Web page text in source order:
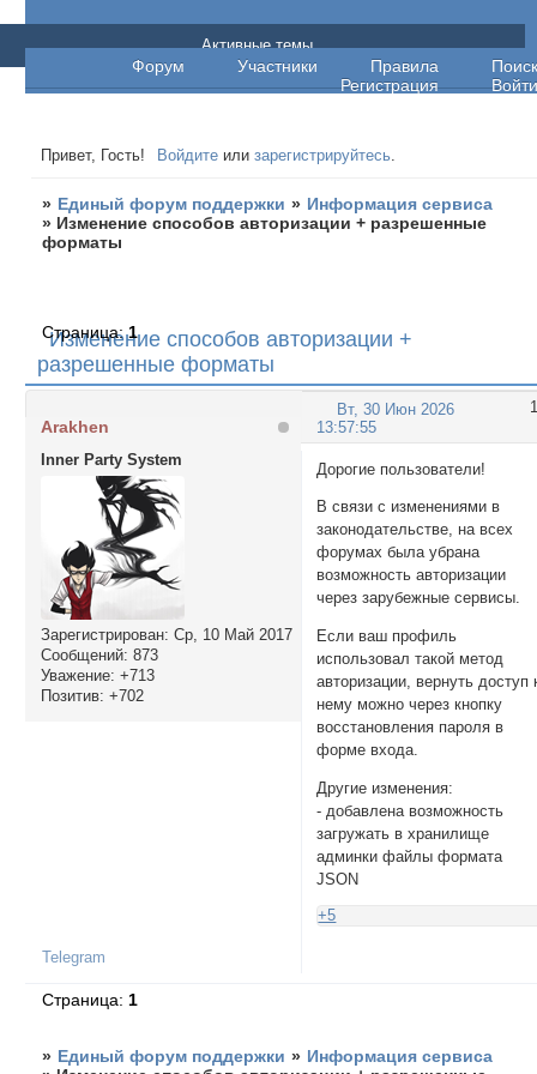
Единый форум поддержки
Форум Участники Правила
Поиск
Регистрация
Войти
Активные темы
Привет, Гость! Войдите илизарегистрируйтесь.
» Единый форум поддержки » Информация сервиса
» Изменение способов авторизации + разрешенные
форматы
Изменение способов авторизации +
разрешенные форматы
Страница:1
1
Вт, 30 Июн 2026
13:57:55
Arakhen
Inner Party System
Зарегистрирован: Ср, 10 Май 2017
Сообщений: 873
Уважение: +713
Позитив: +702
Дорогие пользователи!
В связи с изменениями в
законодательстве, на всех
форумах была убрана
возможность авторизации
через зарубежные сервисы.
Если ваш профиль
использовал такой метод
авторизации, вернуть доступ
нему можно через кнопку
восстановления пароля в
форме входа.
Другие изменения:
- добавлена возможность
загружать в хранилище
админки файлы формата
JSON
+5
Telegram
Страница:1
» Единый форум поддержки » Информация сервиса